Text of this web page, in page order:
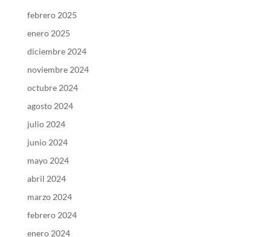
febrero 2025
enero 2025
diciembre 2024
noviembre 2024
octubre 2024
agosto 2024
julio 2024
junio 2024
mayo 2024
abril 2024
marzo 2024
febrero 2024
enero 2024